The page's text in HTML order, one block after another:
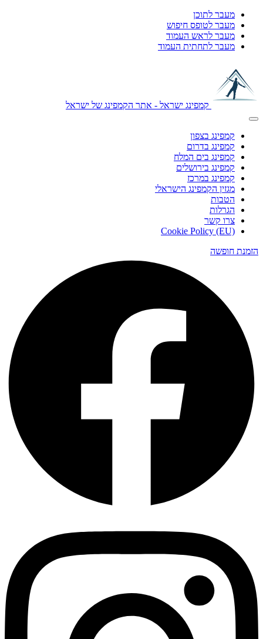
מעבר לתוכן
מעבר לטופס חיפוש
מעבר לראש העמוד
מעבר לתחתית העמוד
קמפינג ישראל - אתר הקמפינג של ישראל
קמפינג בצפון
קמפינג בדרום
קמפינג בים המלח
קמפינג בירושלים
קמפינג במרכז
מגזין הקמפינג הישראלי
הטבות
הגרלות
צרו קשר
Cookie Policy (EU)
הזמנת חופשה